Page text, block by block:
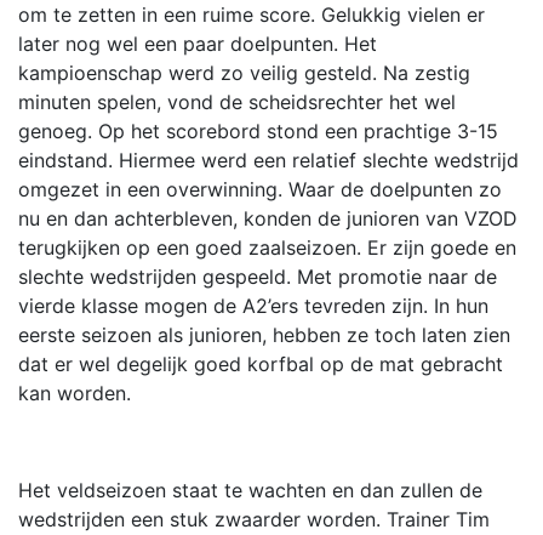
om te zetten in een ruime score. Gelukkig vielen er
later nog wel een paar doelpunten. Het
kampioenschap werd zo veilig gesteld. Na zestig
minuten spelen, vond de scheidsrechter het wel
genoeg. Op het scorebord stond een prachtige 3-15
eindstand. Hiermee werd een relatief slechte wedstrijd
omgezet in een overwinning. Waar de doelpunten zo
nu en dan achterbleven, konden de junioren van VZOD
terugkijken op een goed zaalseizoen. Er zijn goede en
slechte wedstrijden gespeeld. Met promotie naar de
vierde klasse mogen de A2’ers tevreden zijn. In hun
eerste seizoen als junioren, hebben ze toch laten zien
dat er wel degelijk goed korfbal op de mat gebracht
kan worden.
Het veldseizoen staat te wachten en dan zullen de
wedstrijden een stuk zwaarder worden. Trainer Tim